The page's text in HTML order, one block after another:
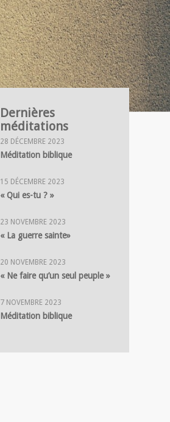
Dernières
méditations
28 DÉCEMBRE 2023
Méditation biblique
15 DÉCEMBRE 2023
« Qui es-tu ? »
23 NOVEMBRE 2023
« La guerre sainte»
20 NOVEMBRE 2023
« Ne faire qu’un seul peuple »
7 NOVEMBRE 2023
Méditation biblique